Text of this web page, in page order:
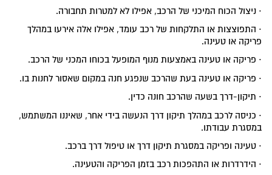
· ניצול הכוח המיכני של הרכב, אפילו לא למטרות תחבורה.
· התפוצצות או התלקחות של רכב עומד, אפילו אלה אירעו במהלך
פריקה או טעינה.
· פריקה או טעינה באמצעות מנוף המופעל בכוחו המכני של הרכב.
· פריקה או טעינה בעת שהרכב שנפגע חנה במקום שאסור לחנות בו.
· תיקון-דרך בשעה שהרכב חונה כדין.
· כניסה לרכב במהלך תיקון דרך הנעשה בידי אחר, שאיננו המשתמש,
במסגרת עבודתו.
· טעינה ופריקה במסגרת תיקון דרך או טיפול דרך ברכב.
· הידרדרות או התהפכות רכב בזמן הפריקה והטעינה.